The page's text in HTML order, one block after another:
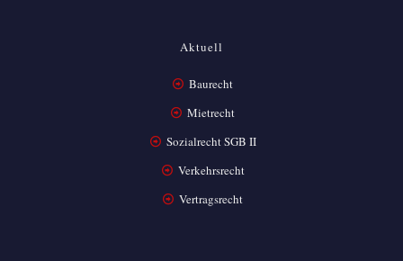
Aktuell
Baurecht
Mietrecht
Sozialrecht SGB II
Verkehrsrecht
Vertragsrecht